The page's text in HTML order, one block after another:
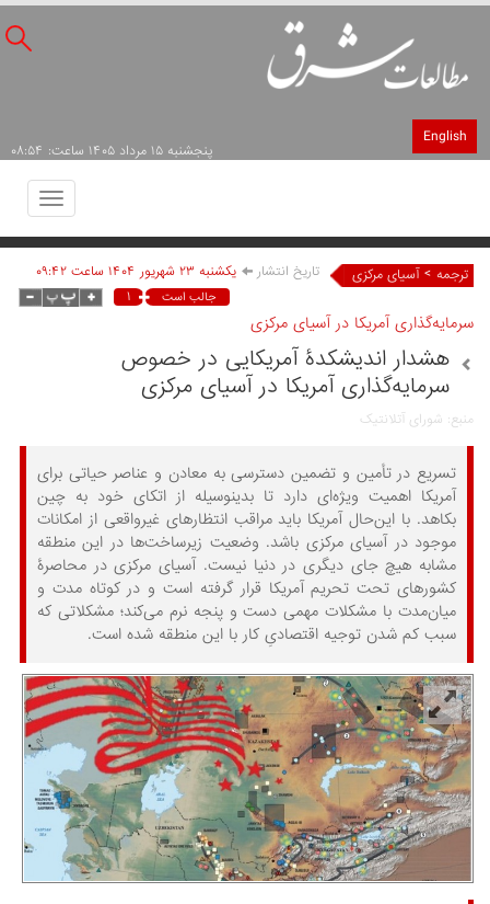
English
پنجشنبه ۱۵ مرداد ۱۴۰۵ ساعت: ۰۸:۵۴
Toggle
ترجمه > آسیای مرکزی تاریخ انتشار يکشنبه ۲۳ شهريور ۱۴۰۴ ساعت ۰۹:۴۲
جالب است ۱
سرمایه‌گذاری آمریکا در آسیای مرکزی
هشدار اندیشکدۀ آمریکایی در خصوص
سرمایه‌گذاری آمریکا در آسیای مرکزی
منبع: شورای آتلانتیک
تسریع در تأمین و تضمین دسترسی به معادن و عناصر حیاتی برای
آمریکا اهمیت ویژه‌ای دارد تا بدینوسیله از اتکای خود به چین
بکاهد. با این‌حال آمریکا باید مراقب انتظارهای غیرواقعی از امکانات
موجود در آسیای مرکزی باشد. وضعیت زیرساخت‌ها در این منطقه
مشابه هیچ جای دیگری در دنیا نیست. آسیای مرکزی در محاصرۀ
کشور‌های تحت تحریم آمریکا قرار گرفته است و در کوتاه مدت و
میان‌مدت با مشکلات مهمی دست و پنجه نرم می‌کند؛ مشکلاتی که
سبب کم شدن توجیه اقتصادیِ کار با این منطقه شده است.